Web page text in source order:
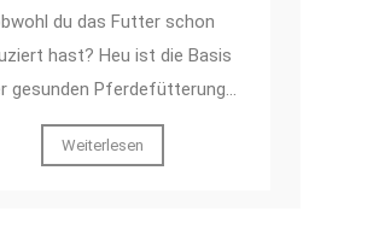
du das Futter schon
hast? Heu ist die Basis
gesunden Pferdefütterung…
Weiterlesen